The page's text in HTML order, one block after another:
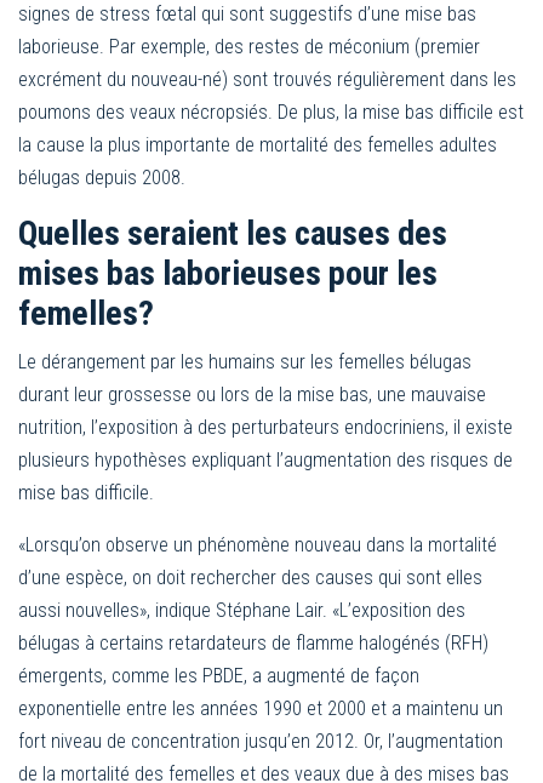
signes de stress fœtal qui sont suggestifs d’une mise bas
laborieuse. Par exemple, des restes de méconium (premier
excrément du nouveau-né) sont trouvés régulièrement dans les
poumons des veaux nécropsiés. De plus, la mise bas difficile est
la cause la plus importante de mortalité des femelles adultes
bélugas depuis 2008.
Quelles seraient les causes des
mises bas laborieuses pour les
femelles?
Le dérangement par les humains sur les femelles bélugas
durant leur grossesse ou lors de la mise bas, une mauvaise
nutrition, l’exposition à des perturbateurs endocriniens, il existe
plusieurs hypothèses expliquant l’augmentation des risques de
mise bas difficile.
«Lorsqu’on observe un phénomène nouveau dans la mortalité
d’une espèce, on doit rechercher des causes qui sont elles
aussi nouvelles», indique Stéphane Lair. «L’exposition des
bélugas à certains retardateurs de flamme halogénés (RFH)
émergents, comme les PBDE, a augmenté de façon
exponentielle entre les années 1990 et 2000 et a maintenu un
fort niveau de concentration jusqu’en 2012. Or, l’augmentation
de la mortalité des femelles et des veaux due à des mises bas